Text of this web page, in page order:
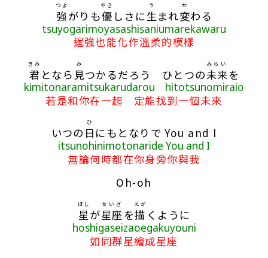
強
つよ
がりも優
やさ
しさに生
う
まれ変
か
わる
tsuyogarimoyasashisaniumarekawaru
逞強也能化作溫柔的模樣
君
きみ
となら 見
み
つかるだろう ひとつの未来
みらい
を
kimitonaramitsukarudarou hitotsunomiraio
若是和你在一起 定能找到一個未來
いつの 日
ひ
にもとなりで You and I
itsunohinimotonaride You and I
無論何時都在你身旁你與我
Oh-oh
星
ほし
が星座
せいざ
を描
えが
くように
hoshigaseizaoegakuyouni
如同群星繪成星座